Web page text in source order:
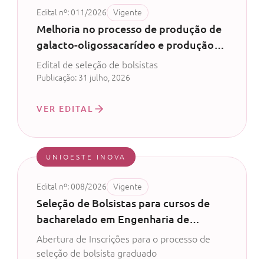
Edital nº: 011/2026 Vigente
Melhoria no processo de produção de
galacto-oligossacarídeo e produção
de probiótico com permeado de soro
de leite - CV 52/2024
Edital de seleção de bolsistas
Publicação: 31 julho, 2026
VER EDITAL
UNIOESTE INOVA
Edital nº: 008/2026 Vigente
Seleção de Bolsistas para cursos de
bacharelado em Engenharia de
Software, Análise e Desenvolvimento
de Sistemas ou Ciência da
Abertura de Inscrições para o processo de
seleção de bolsista graduado